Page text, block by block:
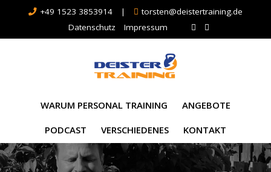
+49 1523 3853914 |
torsten@deistertraining.de
Datenschutz
Impressum
WARUM PERSONAL TRAINING ANGEBOTE
PODCAST VERSCHIEDENES KONTAKT